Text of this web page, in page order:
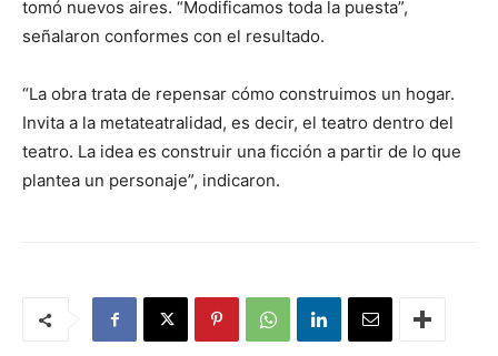
tomó nuevos aires. “Modificamos toda la puesta”,
señalaron conformes con el resultado.
“La obra trata de repensar cómo construimos un hogar.
Invita a la metateatralidad, es decir, el teatro dentro del
teatro. La idea es construir una ficción a partir de lo que
plantea un personaje”, indicaron.